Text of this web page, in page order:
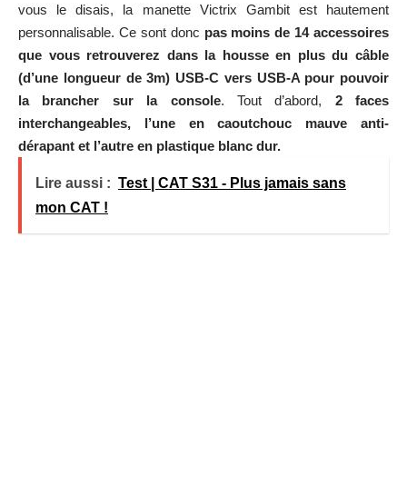
vous le disais, la manette Victrix Gambit est hautement
personnalisable. Ce sont donc pas moins de 14 accessoires
que vous retrouverez dans la housse en plus du câble
(d’une longueur de 3m) USB-C vers USB-A pour pouvoir
la brancher sur la console. Tout d’abord, 2 faces
interchangeables, l’une en caoutchouc mauve anti-
dérapant et l’autre en plastique blanc dur.
Lire aussi : Test | CAT S31 - Plus jamais sans
mon CAT !